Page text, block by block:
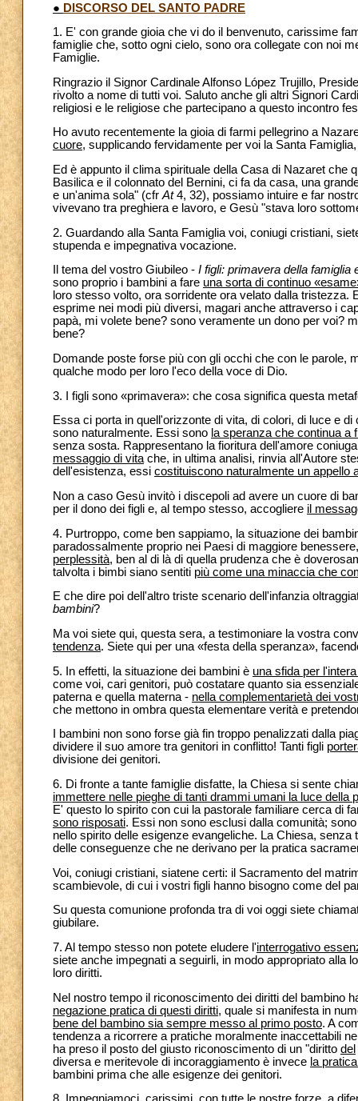
● DISCORSO DEL SANTO PADRE
1. E' con grande gioia che vi do il benvenuto, carissime
famiglie che, sotto ogni cielo, sono ora collegate con noi
Famiglie.
Ringrazio il Signor Cardinale Alfonso López Trujillo,
rivolto a nome di tutti voi. Saluto anche gli altri Signori
religiosi e le religiose che partecipano a questo incontro
Ho avuto recentemente la gioia di farmi pellegrino a
cuore, supplicando fervidamente per voi la Santa
Ed è appunto il clima spirituale della Casa di Nazaret
Basilica e il colonnato del Bernini, ci fa da casa, una
e un'anima sola" (cfr At4, 32), possiamo intuire e far
vivevano tra preghiera e lavoro, e Gesù "stava loro
2. Guardando alla Santa Famiglia voi, coniugi cristiani,
stupenda e impegnativa vocazione.
Il tema del vostro Giubileo - I figli: primavera della famiglia
sono proprio i bambini a fare una sorta di continuo
loro stesso volto, ora sorridente ora velato dalla
esprime nei modi più diversi, magari anche attraverso i
papà, mi volete bene? sono veramente un dono per voi?
bene?
Domande poste forse più con gli occhi che con le parole,
qualche modo per loro l'eco della voce di Dio.
3. I figli sono «primavera»: che cosa significa questa
Essa ci porta in quell'orizzonte di vita, di colori, di luce e
sono naturalmente. Essi sono la speranza che continua a
senza sosta. Rappresentano la fioritura dell'amore
messaggio di vitache, in ultima analisi, rinvia all'Autore
dell'esistenza, essi costituiscono naturalmente un appello
Non a caso Gesù invitò i discepoli ad avere un cuore di
per il dono dei figli e, al tempo stesso, accogliere il
4. Purtroppo, come ben sappiamo, la situazione dei
paradossalmente proprio nei Paesi di maggiore
perplessità, ben al di là di quella prudenza che è
talvolta i bimbi siano sentiti più come una minaccia che
E che dire poi dell'altro triste scenario dell'infanzia
bambini?
Ma voi siete qui, questa sera, a testimoniare la vostra
tendenza. Siete qui per una «festa della speranza»,
5. In effetti, la situazione dei bambini è una sfida per
come voi, cari genitori, può costatare quanto sia
paterna e quella materna - nella complementarietà dei
che mettono in ombra questa elementare verità e
I bambini non sono forse già fin troppo penalizzati dalla
dividere il suo amore tra genitori in conflitto! Tanti figli
divisione dei genitori.
6. Di fronte a tante famiglie disfatte, la Chiesa si sente
immettere nelle pieghe di tanti drammi umani la luce della
E' questo lo spirito con cui la pastorale familiare cerca di
sono risposati. Essi non sono esclusi dalla comunità;
nello spirito delle esigenze evangeliche. La Chiesa,
delle conseguenze che ne derivano per la pratica
Voi, coniugi cristiani, siatene certi: il Sacramento del
scambievole, di cui i vostri figli hanno bisogno come del
Su questa comunione profonda tra di voi oggi siete
giubilare.
7. Al tempo stesso non potete eludere l'interrogativo
siete anche impegnati a seguirli, in modo appropriato alla
loro diritti.
Nel nostro tempo il riconoscimento dei diritti del bambino
negazione pratica di questi diritti, quale si manifesta in
bene del bambino sia sempre messo al primo posto. A
tendenza a ricorrere a pratiche moralmente inaccettabili
ha preso il posto del giusto riconoscimento di un "diritto del
diversa e meritevole di incoraggiamento è invece la
bambini prima che alle esigenze dei genitori.